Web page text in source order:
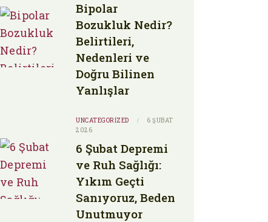
Bipolar
Bozukluk Nedir?
Belirtileri,
Nedenleri ve
Doğru Bilinen
Yanlışlar
UNCATEGORIZED
6 ŞUBAT
2026
6 Şubat Depremi
ve Ruh Sağlığı:
Yıkım Geçti
Sanıyoruz, Beden
Unutmuyor